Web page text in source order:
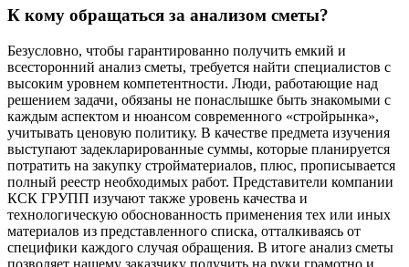
К кому обращаться за анализом сметы?
Безусловно, чтобы гарантированно получить емкий и
всесторонний анализ сметы, требуется найти специалистов с
высоким уровнем компетентности. Люди, работающие над
решением задачи, обязаны не понаслышке быть знакомыми с
каждым аспектом и нюансом современного «стройрынка»,
учитывать ценовую политику. В качестве предмета изучения
выступают задекларированные суммы, которые планируется
потратить на закупку стройматериалов, плюс, прописывается
полный реестр необходимых работ. Представители компании
КСК ГРУПП изучают также уровень качества и
технологическую обоснованность применения тех или иных
материалов из представленного списка, отталкиваясь от
специфики каждого случая обращения. В итоге анализ сметы
позволяет нашему заказчику получить на руки грамотно и